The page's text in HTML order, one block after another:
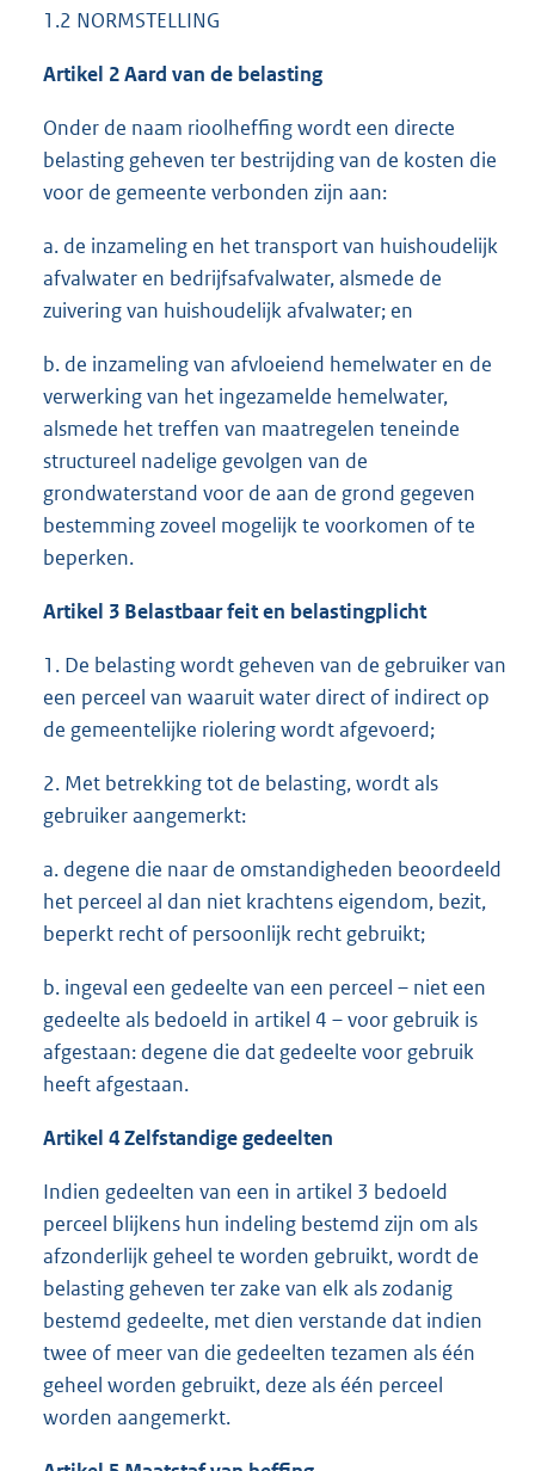
1.2 NORMSTELLING
Artikel 2 Aard van de belasting
Onder de naam rioolheffing wordt een directe
belasting geheven ter bestrijding van de kosten die
voor de gemeente verbonden zijn aan:
a. de inzameling en het transport van huishoudelijk
afvalwater en bedrijfsafvalwater, alsmede de
zuivering van huishoudelijk afvalwater; en
b. de inzameling van afvloeiend hemelwater en de
verwerking van het ingezamelde hemelwater,
alsmede het treffen van maatregelen teneinde
structureel nadelige gevolgen van de
grondwaterstand voor de aan de grond gegeven
bestemming zoveel mogelijk te voorkomen of te
beperken.
Artikel 3 Belastbaar feit en belastingplicht
1. De belasting wordt geheven van de gebruiker van
een perceel van waaruit water direct of indirect op
de gemeentelijke riolering wordt afgevoerd;
2. Met betrekking tot de belasting, wordt als
gebruiker aangemerkt:
a. degene die naar de omstandigheden beoordeeld
het perceel al dan niet krachtens eigendom, bezit,
beperkt recht of persoonlijk recht gebruikt;
b. ingeval een gedeelte van een perceel – niet een
gedeelte als bedoeld in artikel 4 – voor gebruik is
afgestaan: degene die dat gedeelte voor gebruik
heeft afgestaan.
Artikel 4 Zelfstandige gedeelten
Indien gedeelten van een in artikel 3 bedoeld
perceel blijkens hun indeling bestemd zijn om als
afzonderlijk geheel te worden gebruikt, wordt de
belasting geheven ter zake van elk als zodanig
bestemd gedeelte, met dien verstande dat indien
twee of meer van die gedeelten tezamen als één
geheel worden gebruikt, deze als één perceel
worden aangemerkt.